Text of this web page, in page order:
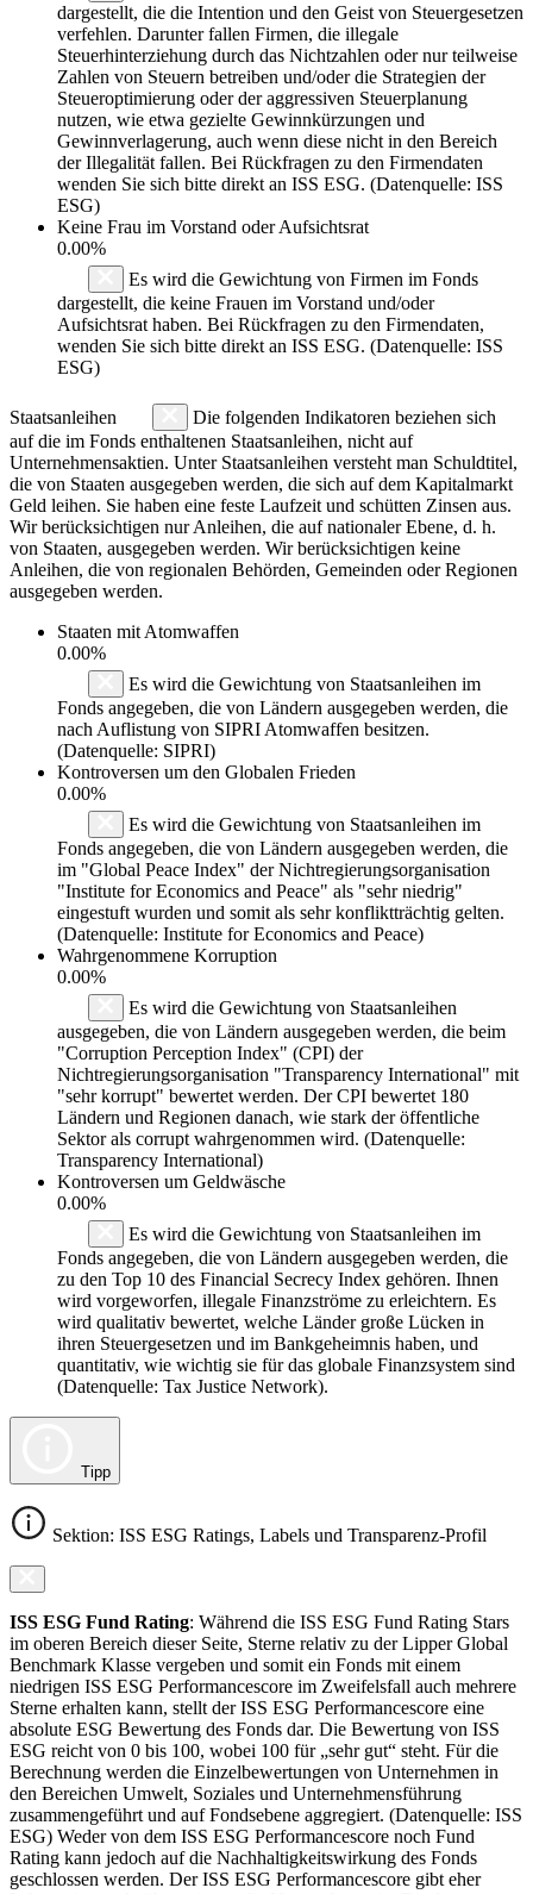
dargestellt, die die Intention und den Geist von Steuergesetzen
verfehlen. Darunter fallen Firmen, die illegale
Steuerhinterziehung durch das Nichtzahlen oder nur teilweise
Zahlen von Steuern betreiben und/oder die Strategien der
Steueroptimierung oder der aggressiven Steuerplanung
nutzen, wie etwa gezielte Gewinnkürzungen und
Gewinnverlagerung, auch wenn diese nicht in den Bereich
der Illegalität fallen. Bei Rückfragen zu den Firmendaten
wenden Sie sich bitte direkt an ISS ESG. (Datenquelle: ISS
ESG)
Keine Frau im Vorstand oder Aufsichtsrat
0.00%
Es wird die Gewichtung von Firmen im Fonds
dargestellt, die keine Frauen im Vorstand und/oder
Aufsichtsrat haben. Bei Rückfragen zu den Firmendaten,
wenden Sie sich bitte direkt an ISS ESG. (Datenquelle: ISS
ESG)
Staatsanleihen
Die folgenden Indikatoren beziehen sich
auf die im Fonds enthaltenen Staatsanleihen, nicht auf
Unternehmensaktien. Unter Staatsanleihen versteht man Schuldtitel,
die von Staaten ausgegeben werden, die sich auf dem Kapitalmarkt
Geld leihen. Sie haben eine feste Laufzeit und schütten Zinsen aus.
Wir berücksichtigen nur Anleihen, die auf nationaler Ebene, d. h.
von Staaten, ausgegeben werden. Wir berücksichtigen keine
Anleihen, die von regionalen Behörden, Gemeinden oder Regionen
ausgegeben werden.
Staaten mit Atomwaffen
0.00%
Es wird die Gewichtung von Staatsanleihen im
Fonds angegeben, die von Ländern ausgegeben werden, die
nach Auflistung von SIPRI Atomwaffen besitzen.
(Datenquelle: SIPRI)
Kontroversen um den Globalen Frieden
0.00%
Es wird die Gewichtung von Staatsanleihen im
Fonds angegeben, die von Ländern ausgegeben werden, die
im "Global Peace Index" der Nichtregierungsorganisation
"Institute for Economics and Peace" als "sehr niedrig"
eingestuft wurden und somit als sehr konfliktträchtig gelten.
(Datenquelle: Institute for Economics and Peace)
Wahrgenommene Korruption
0.00%
Es wird die Gewichtung von Staatsanleihen
ausgegeben, die von Ländern ausgegeben werden, die beim
"Corruption Perception Index" (CPI) der
Nichtregierungsorganisation "Transparency International" mit
"sehr korrupt" bewertet werden. Der CPI bewertet 180
Ländern und Regionen danach, wie stark der öffentliche
Sektor als corrupt wahrgenommen wird. (Datenquelle:
Transparency International)
Kontroversen um Geldwäsche
0.00%
Es wird die Gewichtung von Staatsanleihen im
Fonds angegeben, die von Ländern ausgegeben werden, die
zu den Top 10 des Financial Secrecy Index gehören. Ihnen
wird vorgeworfen, illegale Finanzströme zu erleichtern. Es
wird qualitativ bewertet, welche Länder große Lücken in
ihren Steuergesetzen und im Bankgeheimnis haben, und
quantitativ, wie wichtig sie für das globale Finanzsystem sind
(Datenquelle: Tax Justice Network).
Tipp
Sektion: ISS ESG Ratings, Labels und Transparenz-Profil
ISS ESG Fund Rating: Während die ISS ESG Fund Rating Stars
im oberen Bereich dieser Seite, Sterne relativ zu der Lipper Global
Benchmark Klasse vergeben und somit ein Fonds mit einem
niedrigen ISS ESG Performancescore im Zweifelsfall auch mehrere
Sterne erhalten kann, stellt der ISS ESG Performancescore eine
absolute ESG Bewertung des Fonds dar. Die Bewertung von ISS
ESG reicht von 0 bis 100, wobei 100 für „sehr gut“ steht. Für die
Berechnung werden die Einzelbewertungen von Unternehmen in
den Bereichen Umwelt, Soziales und Unternehmensführung
zusammengeführt und auf Fondsebene aggregiert. (Datenquelle: ISS
ESG) Weder von dem ISS ESG Performancescore noch Fund
Rating kann jedoch auf die Nachhaltigkeitswirkung des Fonds
geschlossen werden. Der ISS ESG Performancescore gibt eher